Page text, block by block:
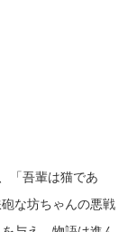
「吾輩は猫であ
な坊ちゃんの悪戦